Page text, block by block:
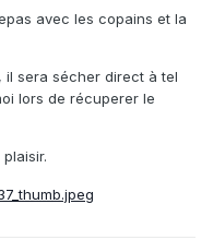
avec les copains et la
il sera sécher direct à tel
lors de récuperer le